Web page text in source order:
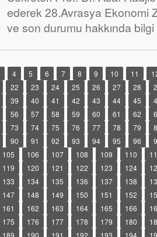
ederek 28.Avrasya Ekonomi
ve son durumu hakkında
4 5 6 7 8 9 10 11
22 23 24 25 26 27 28
39 40 41 42 43 44 45
56 57 58 59 60 61 62
73 74 75 76 77 78 79
90 91 92 93 94 95 96
105 106 107 108 109 110
119 120 121 122 123 124
133 134 135 136 137 138
147 148 149 150 151 152
161 162 163 164 165 166
175 176 177 178 179 180
189 190 191 192 193 194